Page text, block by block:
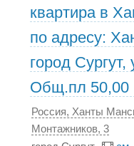
квартира в
по адресу:
город
Общ.пл 50,00
Россия, Ханты
Монтажников, 3